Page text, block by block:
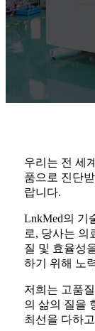
우리는 전 세
품으로 진단
랍니다.
LnkMed의 기
로, 당사는 의
질 및 효율성
하기 위해 노
저희는 고품
의 삶의 질을
최선을 다하